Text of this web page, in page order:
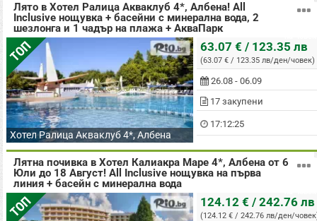
Лято в Хотел Ралица Акваклуб 4*, Албена! All
Inclusive нощувка + басейни с минерална вода, 2
шезлонга и 1 чадър на плажа + АкваПарк
ТОП
Хотел Ралица Акваклуб 4*, Албена
63.07 € / 123.35 лв
(63.07 € / 123.35 лв/ден/човек)
26.08 - 06.09
17 закупени
17:12:24
Лятна почивка в Хотел Калиакра Маре 4*, Албена от 6
Юли до 18 Август! All Inclusive нощувка на първа
линия + басейн с минерална вода
ТОП 124.12 € / 242.76 лв
(124.12 € / 242.76 лв/ден/